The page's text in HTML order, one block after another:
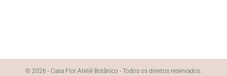
© 2026 - Casa Flor Ateliê Botânico - Todos os direitos reservados.